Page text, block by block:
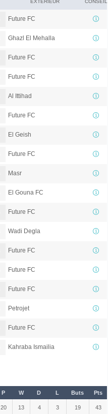
EXTÉRIEUR CONSEIL
Future FC
Ghazl El Mehalla
Future FC
Future FC
Al Ittihad
Future FC
El Geish
Future FC
Masr
El Gouna FC
Future FC
Wadi Degla
Future FC
Future FC
Future FC
Petrojet
Future FC
Kahraba Ismailia
P W D L Buts Pts
20 13 4 3 19 43